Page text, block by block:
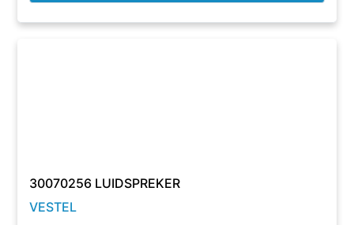
30070256 LUIDSPREKER
VESTEL